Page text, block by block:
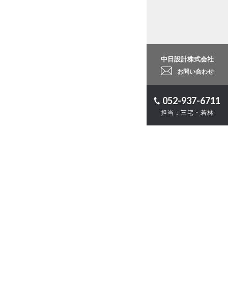
中日設計株式会社
お問い合わせ
052-937-6711
担当：三宅・若林